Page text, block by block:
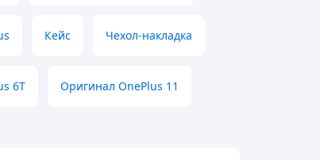
Кейс Чехол-накладка
6T Оригинал OnePlus 11